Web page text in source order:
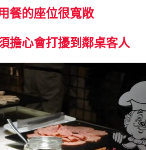
餐的座位很寬敞
擔心會打擾到鄰桌客人